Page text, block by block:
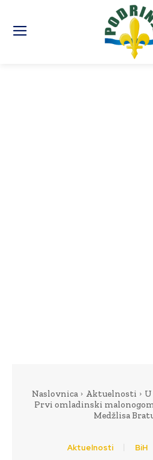
Naslovnica Aktuelnosti
Prvi omladinski
Medžlisa
Aktuelnosti BiH